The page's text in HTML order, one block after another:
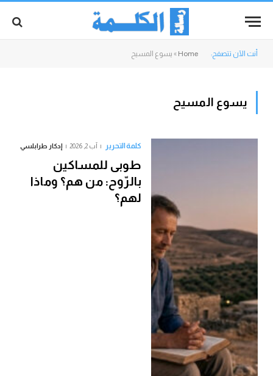
أنت الآن تتصفح: Home
» يسوع المسيح
يسوع المسيح
كلمة التحرير آب 2, 2026 إدكار طرابلسي
طوبى للمساكين
بالرّوح: من هم؟ وماذا
لهم؟